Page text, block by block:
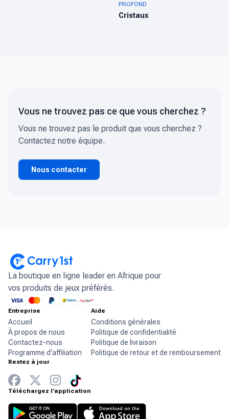
PROFOND
Cristaux
Vous ne trouvez pas ce que vous cherchez ?
Vous ne trouvez pas le produit que vous cherchez ?
Contactez notre équipe.
Nous contacter
La boutique en ligne leader en Afrique pour
vos produits de jeux préférés.
Entreprise
Accueil
À propos de nous
Contactez-nous
Programme d'affiliation
Aide
Conditions générales
Politique de confidentialité
Politique de livraison
Politique de retour et de remboursement
Restez à jour
Téléchargez l'application